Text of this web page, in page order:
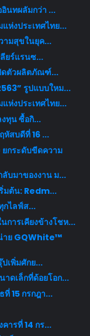
นทผลัมกว่า ...
ห่งประเทศไทย...
ามสุขในยุค...
ยร์แรนซ...
ดตัวผลิตภัณฑ์...
รูปแบบใหม...
ห่งประเทศไทย...
ทุน ซื้อกิ...
สบดีที่ 16 ...
ยกระดับขีดความ
บมาของงาน ม...
มต้น: Redm...
กไลฟ์ส...
การเคียงข้างโชห...
าย GQWhite™
เพิ่มศักย...
ดเล็กที่ด้อยโอก...
15 กรกฎา...
ารที่ 14 กร...